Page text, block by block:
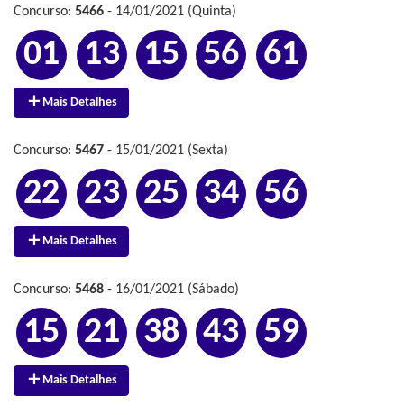
Concurso: 5466 - 14/01/2021 (Quinta)
01 13 15 56 61
Mais Detalhes
Concurso: 5467 - 15/01/2021 (Sexta)
22 23 25 34 56
Mais Detalhes
Concurso: 5468 - 16/01/2021 (Sábado)
15 21 38 43 59
Mais Detalhes